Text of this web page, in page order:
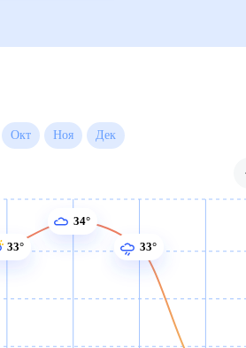
Сен Окт Ноя
33°
34°
33°